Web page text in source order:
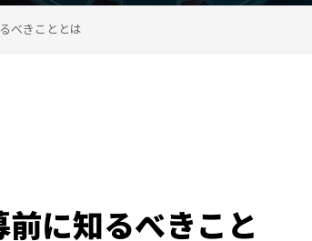
べきこととは
に知るべきこと